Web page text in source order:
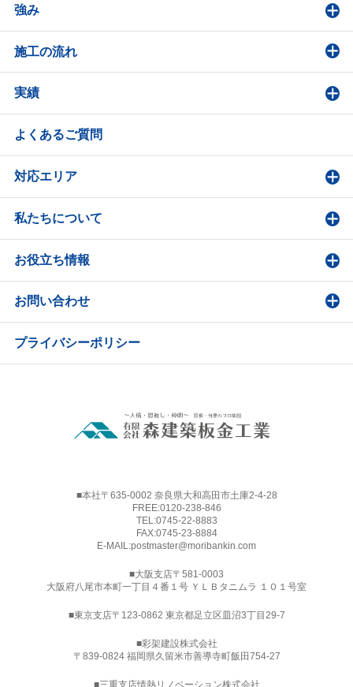
強み
施工の流れ
実績
よくあるご質問
対応エリア
私たちについて
お役立ち情報
お問い合わせ
プライバシーポリシー
■本社〒635-0002 奈良県大和高田市土庫2-4-28
FREE:0120-238-846
TEL:0745-22-8883
FAX:0745-23-8884
E-MAIL:postmaster@moribankin.com
■大阪支店〒581-0003
大阪府八尾市本町一丁目４番１号 ＹＬＢタニムラ １０１号室
■東京支店〒123-0862 東京都足立区皿沼3丁目29-7
■彩架建設株式会社
〒839-0824 福岡県久留米市善導寺町飯田754-27
■三重支店情熱リノベーション株式会社